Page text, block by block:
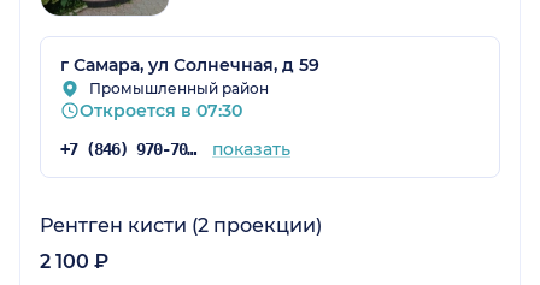
г Самара, ул Солнечная, д 59
Промышленный район
Откроется в 07:30
+7 (846) 970-70-83 показать
Рентген кисти (2 проекции)
2 100 ₽